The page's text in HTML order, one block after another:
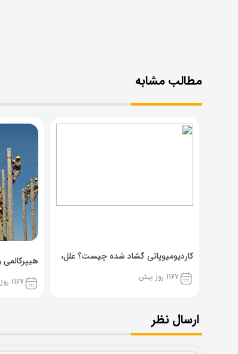
مطالب مشابه
کاردیومیوپاتی گشاد شده چیست؟ علل،
پیشگیری و نشانه ها
1167 روز پیش 1167 روز پیش
ارسال نظر